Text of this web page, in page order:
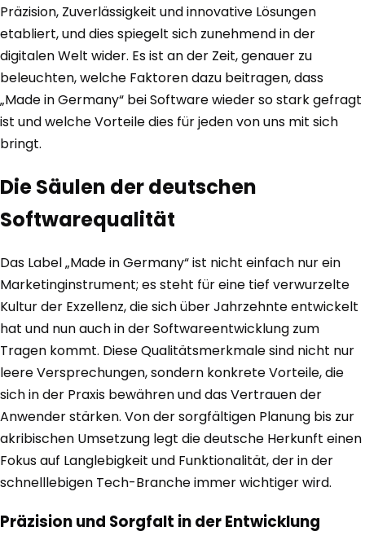
Präzision, Zuverlässigkeit und innovative Lösungen
etabliert, und dies spiegelt sich zunehmend in der
digitalen Welt wider. Es ist an der Zeit, genauer zu
beleuchten, welche Faktoren dazu beitragen, dass
„Made in Germany“ bei Software wieder so stark gefragt
ist und welche Vorteile dies für jeden von uns mit sich
bringt.
Die Säulen der deutschen
Softwarequalität
Das Label „Made in Germany“ ist nicht einfach nur ein
Marketinginstrument; es steht für eine tief verwurzelte
Kultur der Exzellenz, die sich über Jahrzehnte entwickelt
hat und nun auch in der Softwareentwicklung zum
Tragen kommt. Diese Qualitätsmerkmale sind nicht nur
leere Versprechungen, sondern konkrete Vorteile, die
sich in der Praxis bewähren und das Vertrauen der
Anwender stärken. Von der sorgfältigen Planung bis zur
akribischen Umsetzung legt die deutsche Herkunft einen
Fokus auf Langlebigkeit und Funktionalität, der in der
schnelllebigen Tech-Branche immer wichtiger wird.
Präzision und Sorgfalt in der Entwicklung